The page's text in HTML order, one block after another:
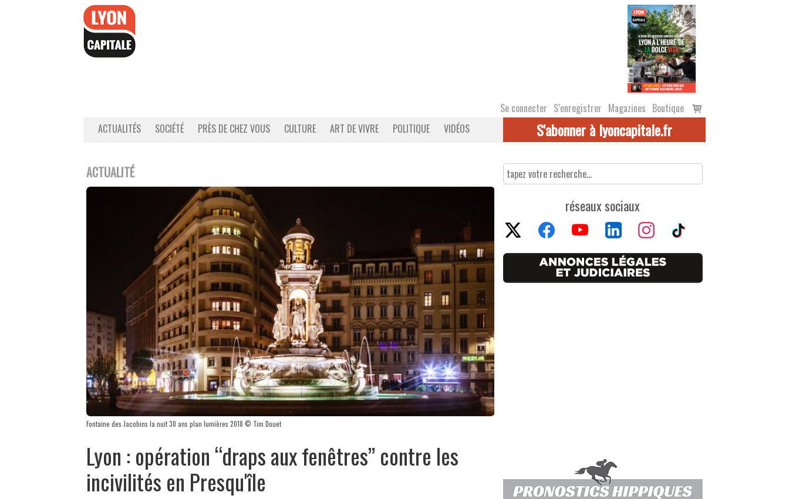
Se connecter S’enregistrer Magazines Boutique
Voir
le
ACTUALITÉS SOCIÉTÉ PRÈS DE CHEZ VOUS CULTURE ART DE VIVRE POLITIQUE VIDÉOS S'abonner à lyoncapitale.fr
ACTUALITÉ
Fontaine des Jacobins la nuit 30 ans plan lumières 2018 © Tim Douet
Lyon : opération “draps aux fenêtres” contre les
incivilités en Presqu'île
réseaux sociaux